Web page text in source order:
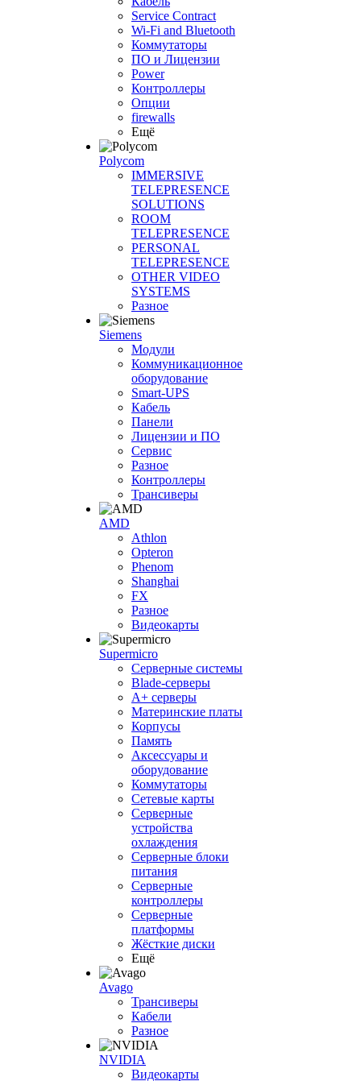
Service Contract
Wi-Fi and Bluetooth
Коммутаторы
ПО и Лицензии
Power
Контроллеры
Опции
firewalls
Ещё
Polycom
IMMERSIVE
TELEPRESENCE
SOLUTIONS
ROOM
TELEPRESENCE
PERSONAL
TELEPRESENCE
OTHER VIDEO
SYSTEMS
Разное
Siemens
Модули
Коммуникационное
оборудование
Smart-UPS
Кабель
Панели
Лицензии и ПО
Сервис
Разное
Контроллеры
Трансиверы
AMD
Athlon
Opteron
Phenom
Shanghai
FX
Разное
Видеокарты
Supermicro
Серверные системы
Blade-серверы
A+ серверы
Материнские платы
Корпусы
Память
Аксессуары и
оборудование
Коммутаторы
Сетевые карты
Серверные
устройства
охлаждения
Серверные блоки
питания
Серверные
контроллеры
Серверные
платформы
Жёсткие диски
Ещё
Avago
Трансиверы
Кабели
Разное
NVIDIA
Видеокарты